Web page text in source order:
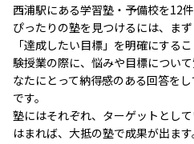
西浦駅にある学習塾・予備校を12件
ぴったりの塾を見つけるには、ま
「達成したい目標」を明確にする
験授業の際に、悩みや目標につい
なたにとって納得感のある回答を
です。
塾にはそれぞれ、ターゲットとし
はまれば、大抵の塾で成果が出ま